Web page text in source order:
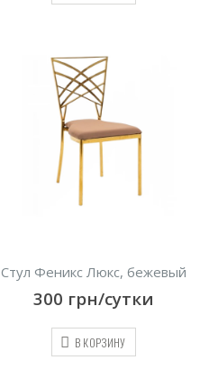
Стул Феникс Люкс, бежевый
300 грн/сутки
В КОРЗИНУ